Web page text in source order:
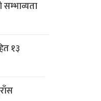
सम्भाव्यता
१३